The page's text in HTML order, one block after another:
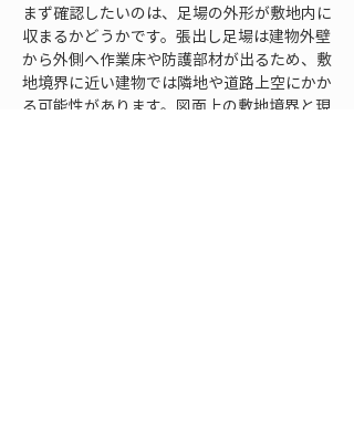
まず確認したいのは、足場の外形が敷地内に
収まるかどうかです。張出し足場は建物外壁
から外側へ作業床や防護部材が出るため、敷
地境界に近い建物では隣地や道路上空にかか
る可能性があります。図面上の敷地境界と現